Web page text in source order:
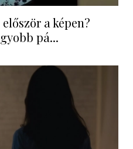
a képen?
pá...